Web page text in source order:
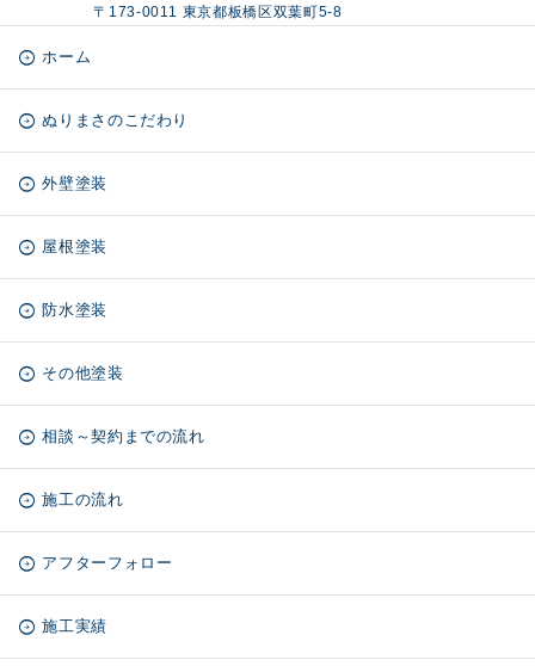
〒173-0011 東京都板橋区双葉町5-8
ホーム
ぬりまさのこだわり
外壁塗装
屋根塗装
防水塗装
その他塗装
相談～契約までの流れ
施工の流れ
アフターフォロー
施工実績